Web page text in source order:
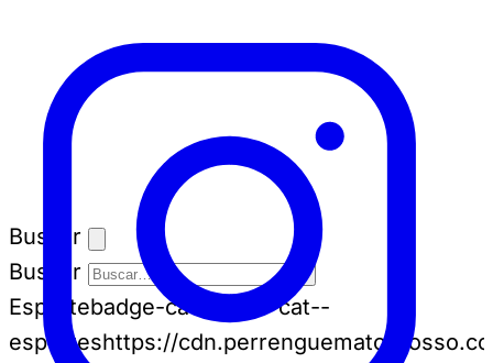
Buscar
Buscar
Esportebadge-cat badge-cat--
esporteshttps://